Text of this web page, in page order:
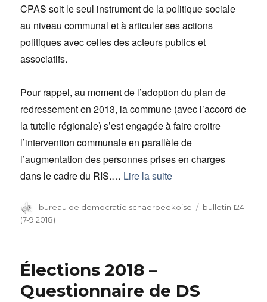
CPAS soit le seul instrument de la politique sociale
au niveau communal et à articuler ses actions
politiques avec celles des acteurs publics et
associatifs.
Pour rappel, au moment de l’adoption du plan de
redressement en 2013, la commune (avec l’accord de
la tutelle régionale) s’est engagée à faire croitre
l’intervention communale en parallèle de
l’augmentation des personnes prises en charges
dans le cadre du RIS.… Lire la suite
Auteur
bureau de democratie schaerbeekoise Catégories
bulletin 124
(7-9 2018)
Élections 2018 –
Questionnaire de DS